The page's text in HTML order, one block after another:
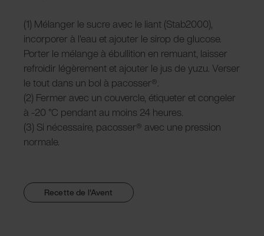
(1) Mélanger le sucre avec le liant (Stab2000),
incorporer à l'eau et ajouter le sirop de glucose.
Porter le mélange à ébullition en remuant, laisser
refroidir légèrement et ajouter le jus de yuzu. Verser
le tout dans un bol à pacosser®.
(2) Fermer avec un couvercle, étiqueter et congeler
à -20 °C pendant au moins 24 heures.
(3) Si nécessaire, pacosser® avec une pression
normale.
Recette de l'Avent